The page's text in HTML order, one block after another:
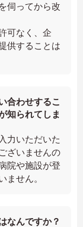
伺ってから改
可なく、企
供することは
合わせするこ
知られてしま
力いただいた
ざいませんの
院や施設が登
ません。
なんですか？